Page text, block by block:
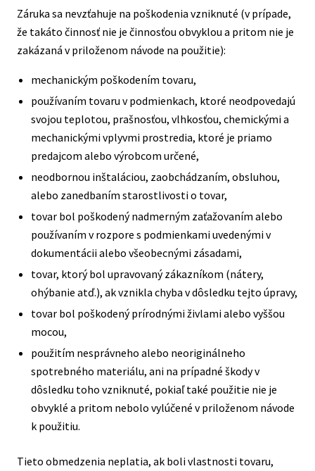
Záruka sa nevzťahuje na poškodenia vzniknuté (v prípade,
že takáto činnosť nie je činnosťou obvyklou a pritom nie je
zakázaná v priloženom návode na použitie):
mechanickým poškodením tovaru,
používaním tovaru v podmienkach, ktoré neodpovedajú
svojou teplotou, prašnosťou, vlhkosťou, chemickými a
mechanickými vplyvmi prostredia, ktoré je priamo
predajcom alebo výrobcom určené,
neodbornou inštaláciou, zaobchádzaním, obsluhou,
alebo zanedbaním starostlivosti o tovar,
tovar bol poškodený nadmerným zaťažovaním alebo
používaním v rozpore s podmienkami uvedenými v
dokumentácii alebo všeobecnými zásadami,
tovar, ktorý bol upravovaný zákazníkom (nátery,
ohýbanie atď.), ak vznikla chyba v dôsledku tejto úpravy,
tovar bol poškodený prírodnými živlami alebo vyššou
mocou,
použitím nesprávneho alebo neoriginálneho
spotrebného materiálu, ani na prípadné škody v
dôsledku toho vzniknuté, pokiaľ také použitie nie je
obvyklé a pritom nebolo vylúčené v priloženom návode
k použitiu.
Tieto obmedzenia neplatia, ak boli vlastnosti tovaru,